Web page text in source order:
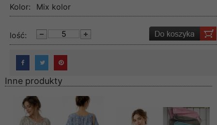
Kolor: Mix kolor
lość:
Inne produkty